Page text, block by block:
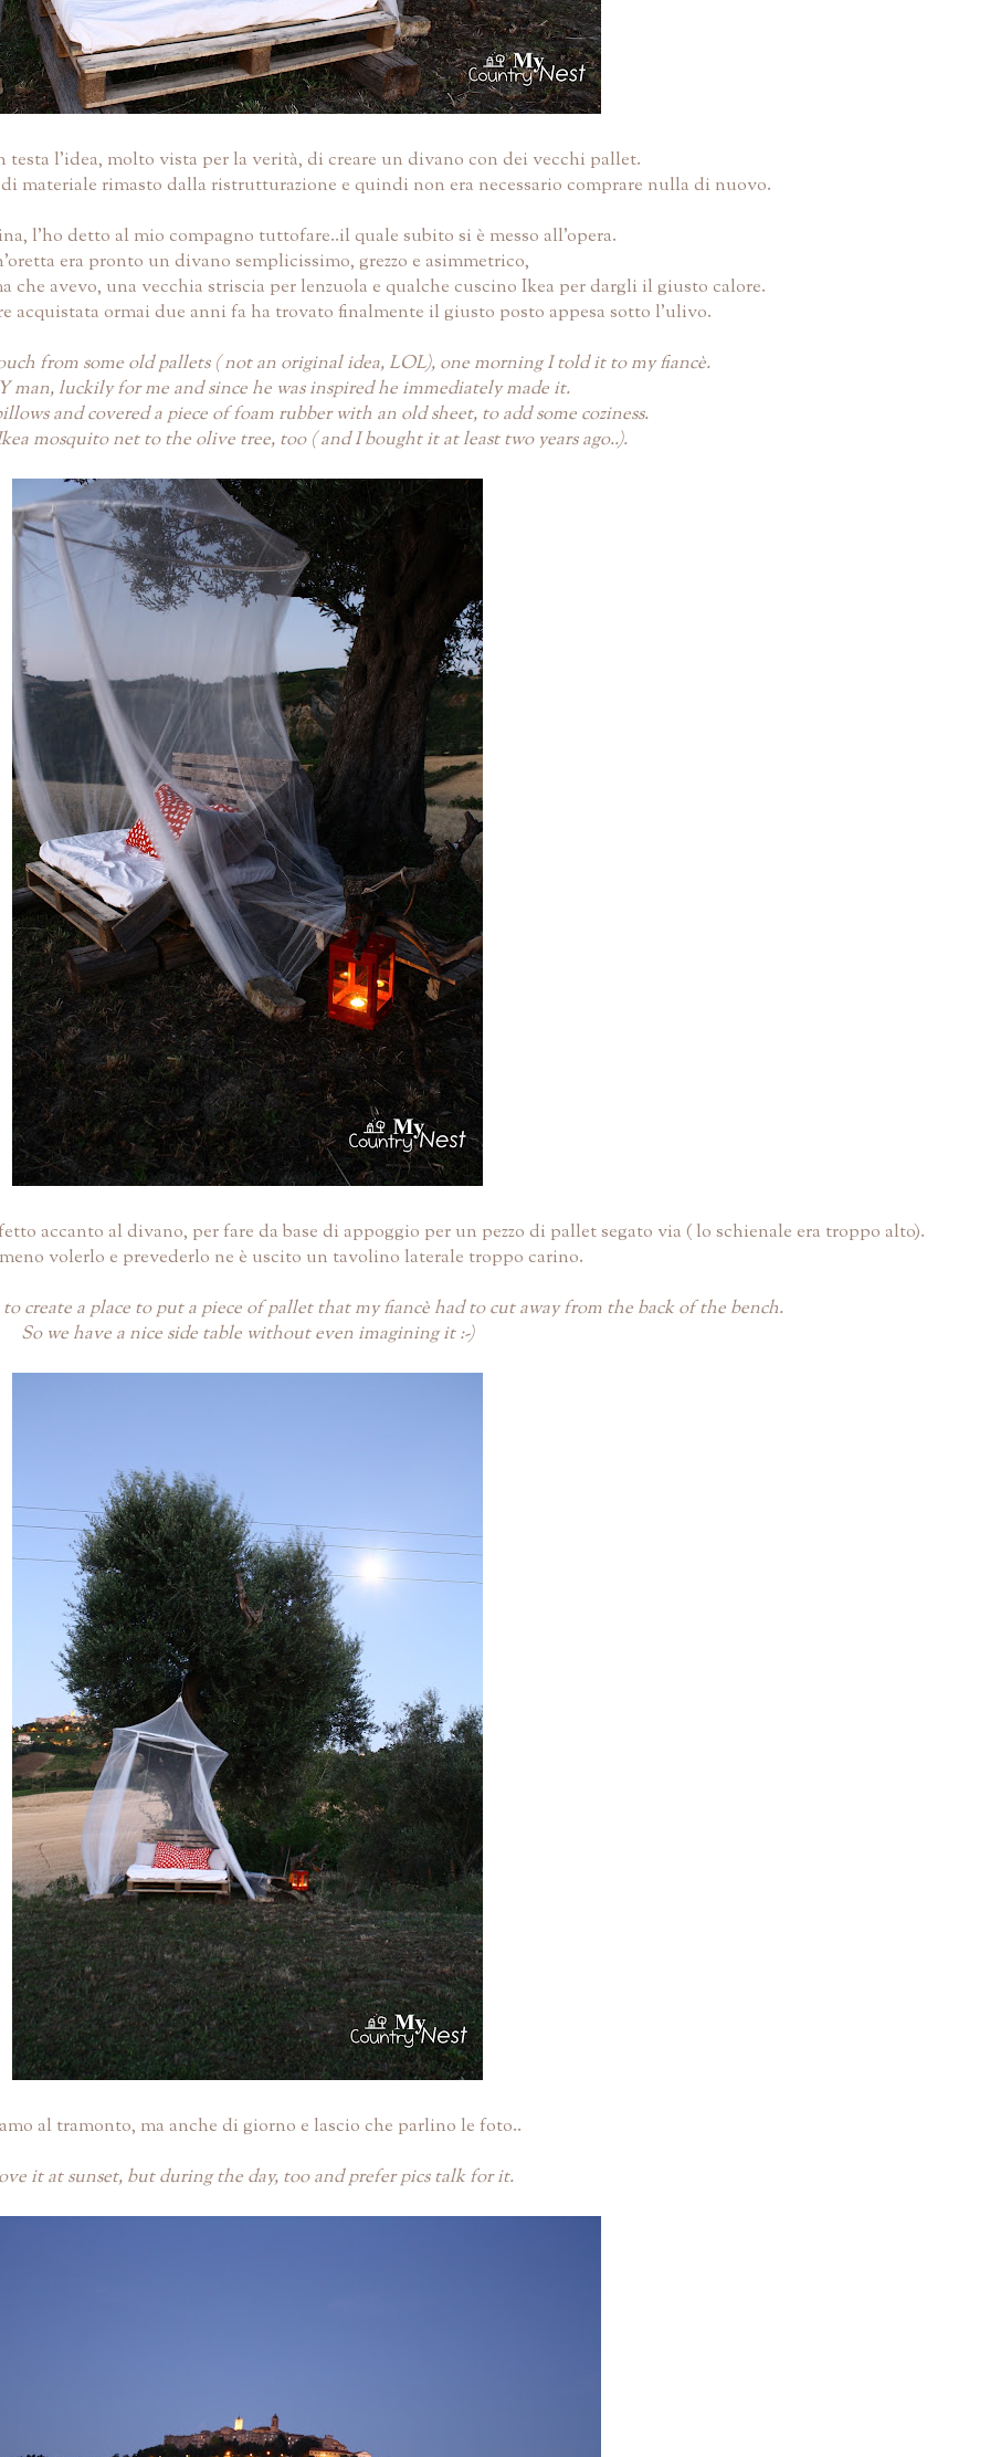
testa l'idea, molto vista per la verità, di creare un divano con dei vecchi pallet.
materiale rimasto dalla ristrutturazione e quindi non era necessario comprare nulla di nuovo.
l'ho detto al mio compagno tuttofare..il quale subito si è messo all'opera.
era pronto un divano semplicissimo, grezzo e asimmetrico,
che avevo, una vecchia striscia per lenzuola e qualche cuscino Ikea per dargli il giusto calore.
acquistata ormai due anni fa ha trovato finalmente il giusto posto appesa sotto l'ulivo.
from some old pallets ( not an original idea, LOL), one morning I told it to my fiancè.
man, luckily for me and since he was inspired he immediately made it.
and covered a piece of foam rubber with an old sheet, to add some coziness.
mosquito net to the olive tree, too ( and I bought it at least two years ago..).
accanto al divano, per fare da base di appoggio per un pezzo di pallet segato via ( lo schienale era troppo alto).
volerlo e prevederlo ne è uscito un tavolino laterale troppo carino.
create a place to put a piece of pallet that my fiancè had to cut away from the back of the bench.
So we have a nice side table without even imagining it :-)
al tramonto, ma anche di giorno e lascio che parlino le foto..
it at sunset, but during the day, too and prefer pics talk for it.